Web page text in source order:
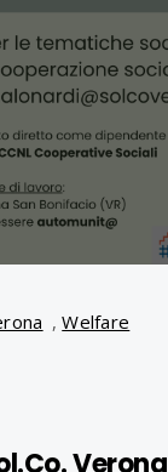
,Welfare
Verona